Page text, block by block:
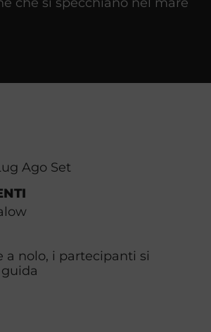
Ago Set
a nolo, i partecipanti si